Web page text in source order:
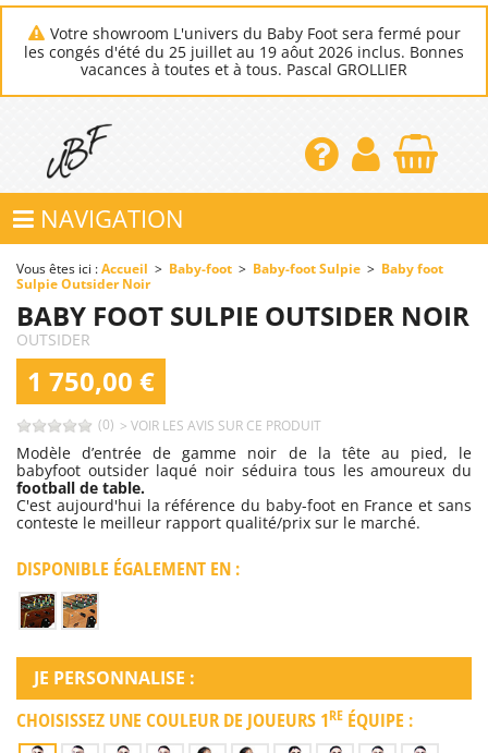
Votre showroom L'univers du Baby Foot sera fermé pour
les congés d'été du 25 juillet au 19 aôut 2026 inclus. Bonnes
vacances à toutes et à tous. Pascal GROLLIER
NAVIGATION
Vous êtes ici :Accueil > Baby-foot > Baby-foot Sulpie > Baby foot
Sulpie Outsider Noir
BABY FOOT SULPIE OUTSIDER NOIR
OUTSIDER
1 750,00 €
(0) > VOIR LES AVIS SUR CE PRODUIT
Modèle d’entrée de gamme noir de la tête au pied, le
babyfoot outsider laqué noir séduira tous les amoureux du
football de table.
C'est aujourd'hui la référence du baby-foot en France et sans
conteste le meilleur rapport qualité/prix sur le marché.
DISPONIBLE ÉGALEMENT EN :
JE PERSONNALISE :
CHOISISSEZ UNE COULEUR DE JOUEURS 1RE ÉQUIPE :